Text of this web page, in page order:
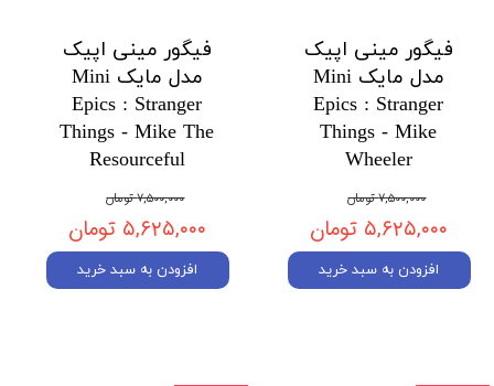
فیگور مینی اپیک
مدل مایک Mini
Epics : Stranger
Things - Mike
Wheeler
۷,۵۰۰,۰۰۰ تومان
۵,۶۲۵,۰۰۰ تومان
افزودن به سبد خرید
فیگور مینی اپیک
مدل مایک Mini
Epics : Stranger
Things - Mike The
Resourceful
۷,۵۰۰,۰۰۰ تومان
۵,۶۲۵,۰۰۰ تومان
افزودن به سبد خرید